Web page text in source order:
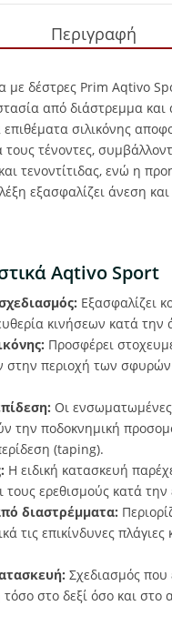
Περιγραφή
με δέστρες Prim Aqtivo
από διάστρεμμα και
σιλικόνης
τους τένοντες,
τενοντίτιδας, ενώ η
εξασφαλίζει άνεση
Aqtivo Sport
Εξασφαλίζει
κινήσεων κατά την
Προσφέρει
στην περιοχή των
Οι
την ποδοκνημική
(taping).
Η ειδική κατασκευή
τους ερεθισμούς κατά
διαστρέμματα:
τις επικίνδυνες πλάγιες
Σχεδιασμός που
στο δεξί όσο και στο